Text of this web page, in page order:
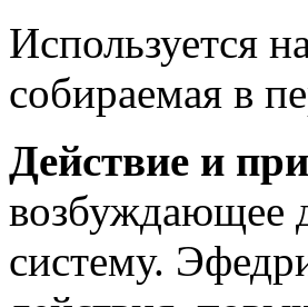
Используется
собираемая в
Действие и
возбуждающее
систему.